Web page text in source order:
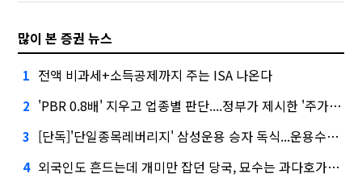
많이 본 증권 뉴스
1 전액 비과세+소득공제까지 주는 ISA 나온다
2 'PBR 0.8배' 지우고 업종별 판단....정부가 제시한 '주가 누르기' 방지법
3 [단독]'단일종목레버리지' 삼성운용 승자 독식...운용수익 미래에셋의 6배
4 외국인도 흔드는데 개미만 잡던 당국, 묘수는 과다호가부담금?